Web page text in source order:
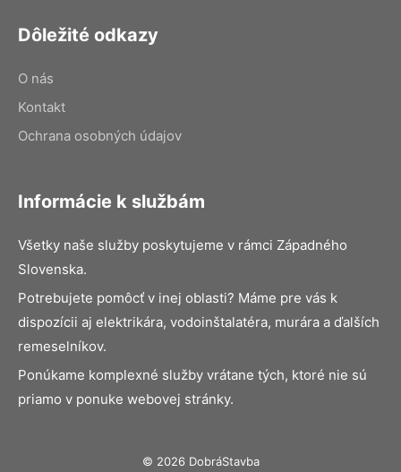
Dôležité odkazy
O nás
Kontakt
Ochrana osobných údajov
Informácie k službám
Všetky naše služby poskytujeme v rámci Západného
Slovenska.
Potrebujete pomôcť v inej oblasti? Máme pre vás k
dispozícii aj elektrikára, vodoinštalatéra, murára a ďalších
remeselníkov.
Ponúkame komplexné služby vrátane tých, ktoré nie sú
priamo v ponuke webovej stránky.
© 2026 DobráStavba